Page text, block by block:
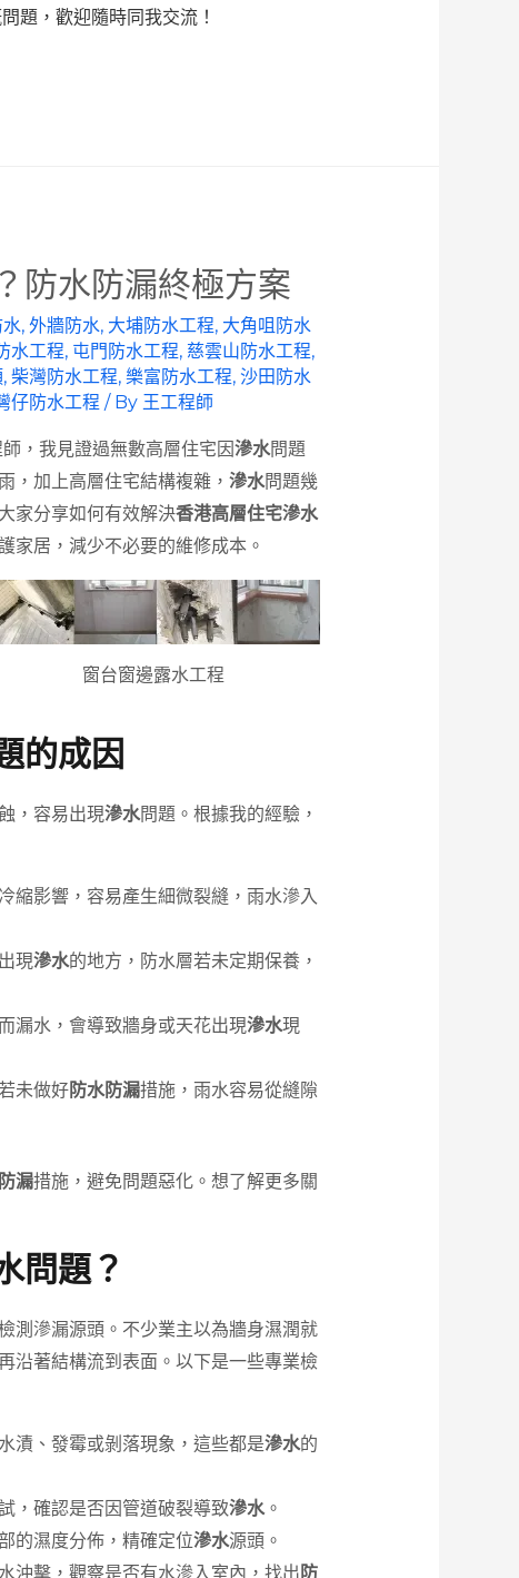
題，歡迎隨時同我交流！
防水防漏終極方案
, 外牆防水, 大埔防水工程, 大角咀防水
水工程, 屯門防水工程, 慈雲山防水工程,
, 柴灣防水工程, 樂富防水工程, 沙田防水
仔防水工程 / By 王工程師
，我見證過無數高層住宅因滲水問題
，加上高層住宅結構複雜， 滲水問題幾
家分享如何有效解決香港高層住宅滲水
家居，減少不必要的維修成本。
窗台窗邊露水工程
的成因
，容易出現滲水問題。根據我的經驗，
縮影響，容易產生細微裂縫，雨水滲入
現滲水的地方，防水層若未定期保養，
漏水，會導致牆身或天花出現滲水現
未做好防水防漏措施，雨水容易從縫隙
漏措施，避免問題惡化。想了解更多關
問題？
測滲漏源頭。不少業主以為牆身濕潤就
沿著結構流到表面。以下是一些專業檢
漬、發霉或剝落現象，這些都是滲水的
，確認是否因管道破裂導致滲水。
的濕度分佈，精確定位滲水源頭。
沖擊，觀察是否有水滲入室內，找出 防